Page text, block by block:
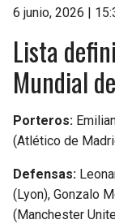
6 junio, 2026 |
Lista
Mundial
Porteros:
(Atlético de
Defensas:
(Lyon), Gonzalo
(Manchester